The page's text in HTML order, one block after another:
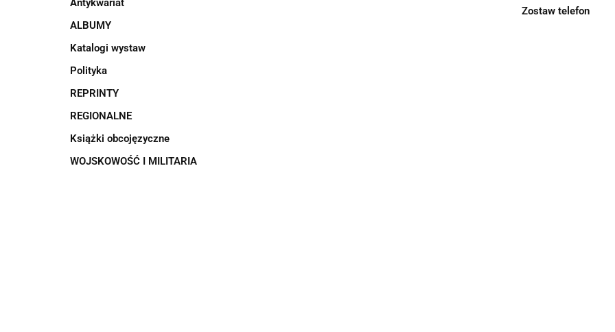
Antykwariat
ALBUMY
Katalogi wystaw
Polityka
REPRINTY
REGIONALNE
Książki obcojęzyczne
WOJSKOWOŚĆ I MILITARIA
Zostaw telefon